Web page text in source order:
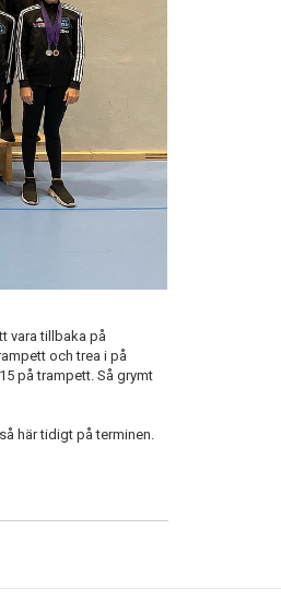
vara tillbaka på
och trea i på
på trampett. Så grymt
här tidigt på terminen.